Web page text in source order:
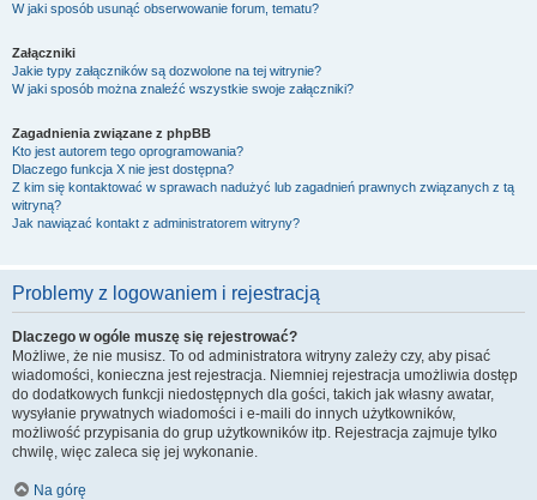
W jaki sposób usunąć obserwowanie forum, tematu?
Załączniki
Jakie typy załączników są dozwolone na tej witrynie?
W jaki sposób można znaleźć wszystkie swoje załączniki?
Zagadnienia związane z phpBB
Kto jest autorem tego oprogramowania?
Dlaczego funkcja X nie jest dostępna?
Z kim się kontaktować w sprawach nadużyć lub zagadnień prawnych związanych z tą
witryną?
Jak nawiązać kontakt z administratorem witryny?
Problemy z logowaniem i rejestracją
Dlaczego w ogóle muszę się rejestrować?
Możliwe, że nie musisz. To od administratora witryny zależy czy, aby pisać
wiadomości, konieczna jest rejestracja. Niemniej rejestracja umożliwia dostęp
do dodatkowych funkcji niedostępnych dla gości, takich jak własny awatar,
wysyłanie prywatnych wiadomości i e-maili do innych użytkowników,
możliwość przypisania do grup użytkowników itp. Rejestracja zajmuje tylko
chwilę, więc zaleca się jej wykonanie.
Na górę